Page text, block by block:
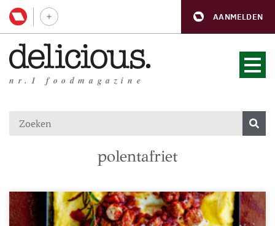
AANMELDEN
nr.1 foodmagazine
polentafriet